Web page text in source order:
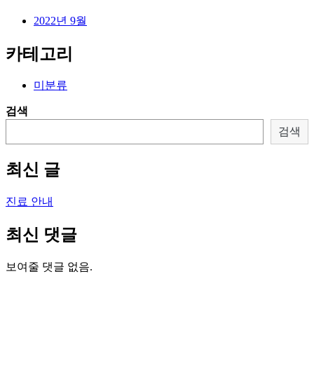
2022년 9월
카테고리
미분류
검색
검색
최신 글
진료 안내
최신 댓글
보여줄 댓글 없음.